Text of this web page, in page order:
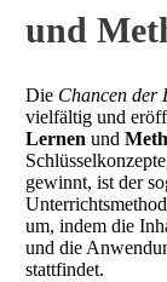
und
Die Chancen der
vielfältig und
Lernen und
gewinnt, ist der
um, indem die
und die
stattfindet.